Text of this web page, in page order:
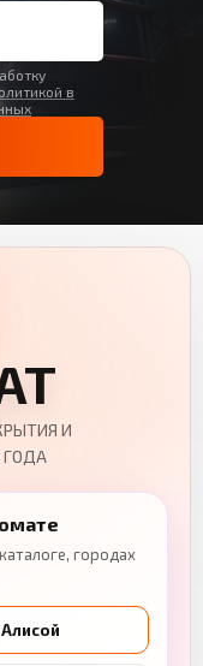
в
И
ГОДА
городах